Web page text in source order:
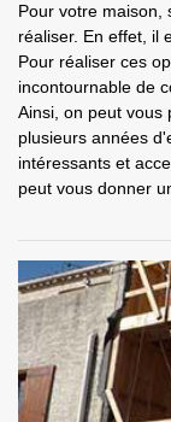
Pour votre maison,
réaliser. En effet, il
Pour réaliser ces
incontournable de
Ainsi, on peut vous
plusieurs années
intéressants et
peut vous donner